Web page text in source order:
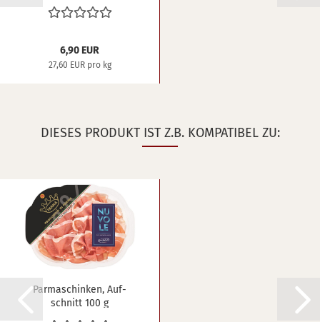
6,90 EUR
27,60 EUR pro kg
DIESES PRODUKT IST Z.B. KOMPATIBEL ZU:
Par­ma­schin­ken, Auf­
schnitt 100 g